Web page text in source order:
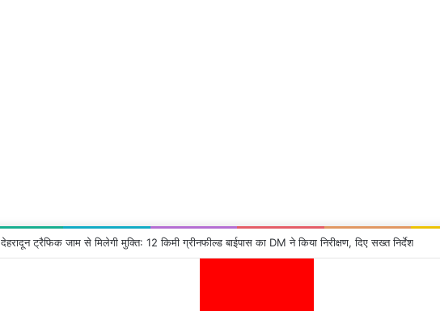
देहरादून ट्रैफिक जाम से मिलेगी मुक्ति: 12 किमी ग्रीनफील्ड बाईपास का DM ने किया निरीक्षण, दिए सख्त निर्देश